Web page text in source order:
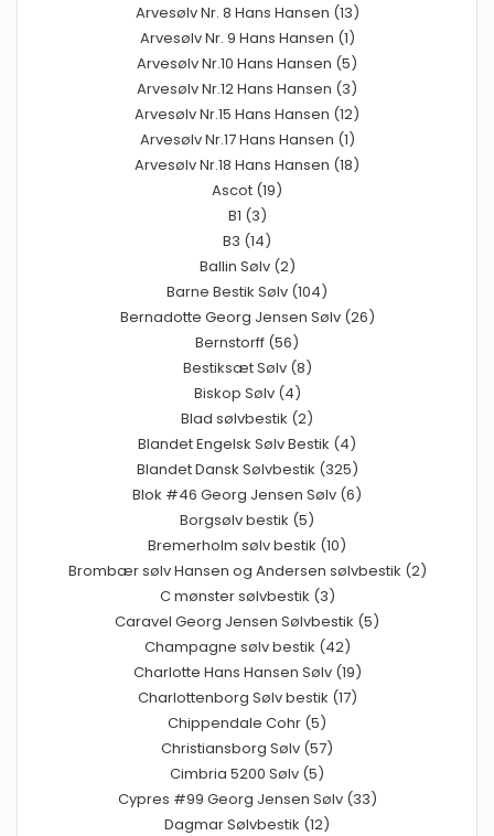
Arvesølv Nr. 8 Hans Hansen (13)
Arvesølv Nr. 9 Hans Hansen (1)
Arvesølv Nr.10 Hans Hansen (5)
Arvesølv Nr.12 Hans Hansen (3)
Arvesølv Nr.15 Hans Hansen (12)
Arvesølv Nr.17 Hans Hansen (1)
Arvesølv Nr.18 Hans Hansen (18)
Ascot (19)
B1 (3)
B3 (14)
Ballin Sølv (2)
Barne Bestik Sølv (104)
Bernadotte Georg Jensen Sølv (26)
Bernstorff (56)
Bestiksæt Sølv (8)
Biskop Sølv (4)
Blad sølvbestik (2)
Blandet Engelsk Sølv Bestik (4)
Blandet Dansk Sølvbestik (325)
Blok #46 Georg Jensen Sølv (6)
Borgsølv bestik (5)
Bremerholm sølv bestik (10)
Brombær sølv Hansen og Andersen sølvbestik (2)
C mønster sølvbestik (3)
Caravel Georg Jensen Sølvbestik (5)
Champagne sølv bestik (42)
Charlotte Hans Hansen Sølv (19)
Charlottenborg Sølv bestik (17)
Chippendale Cohr (5)
Christiansborg Sølv (57)
Cimbria 5200 Sølv (5)
Cypres #99 Georg Jensen Sølv (33)
Dagmar Sølvbestik (12)